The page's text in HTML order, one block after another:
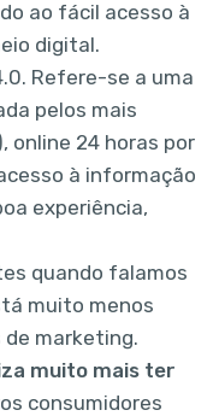
ao fácil acesso à
digital.
Refere-se a uma
pelos mais
online 24 horas por
à informação
experiência,
quando falamos
muito menos
marketing.
muito mais ter
consumidores